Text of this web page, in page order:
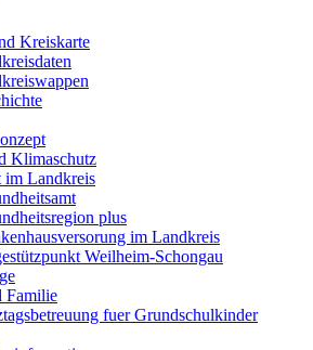
Kreiskarte
Klimaschutz
im Landkreis
plus
im Landkreis
Weilheim-Schongau
Familie
fuer Grundschulkinder